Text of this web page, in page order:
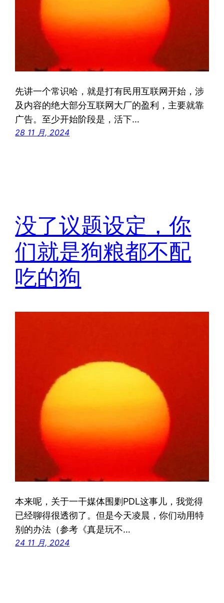
先讲一个常识哈，就是打有民用互联网开始，涉
及内容的绝大部分互联网大厂的盈利，主要就靠
广告。至少开始阶段是，活下…
28 11 月, 2024
没了议题设定，你
们就是狗粮都不配
吃的狗
本来呢，关于一干媒体围剿PDL这事儿，我觉得
已经聊得很透彻了。但是今天凌晨，你们动用特
别的办法（参考《真是玩不…
24 11 月, 2024